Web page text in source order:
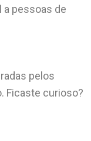
a pessoas de
pelos
Ficaste curioso?